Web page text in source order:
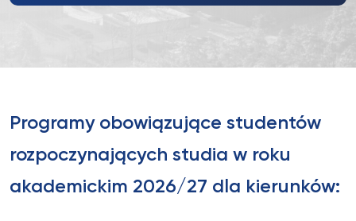
Programy obowiązujące studentów
rozpoczynających studia w roku
akademickim 2026/27 dla kierunków: